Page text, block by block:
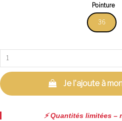
Pointure
36
Je l'ajoute à
⚡️ Quantités limitées –